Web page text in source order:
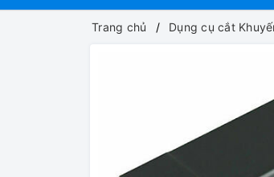
Trang chủ Dụng cụ cắt